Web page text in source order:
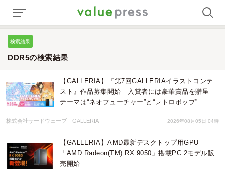
検索結果
DDR5の検索結果
【GALLERIA】『第7回GALLERIAイラストコンテ
スト』作品募集開始 入賞者には豪華賞品を贈呈
テーマは“ネオフューチャー”と“レトロポップ”
株式会社サードウェーブ GALLERIA 2026年08月05日 04時
【GALLERIA】AMD最新デスクトップ用GPU
「AMD Radeon(TM) RX 9050」搭載PC 2モデル販
売開始